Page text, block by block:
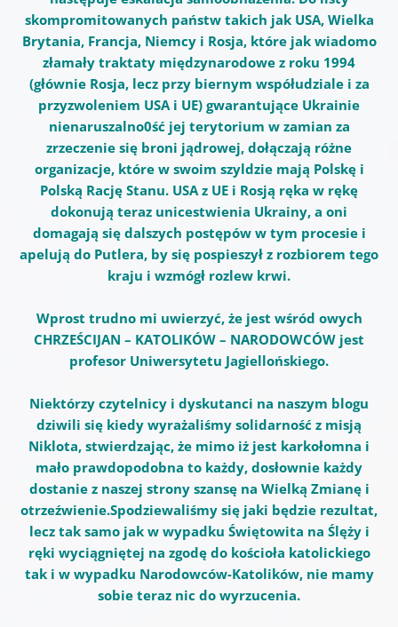
skompromitowanych państw takich jak USA, Wielka
Brytania, Francja, Niemcy i Rosja, które jak wiadomo
złamały traktaty międzynarodowe z roku 1994
(głównie Rosja, lecz przy biernym współudziale i za
przyzwoleniem USA i UE) gwarantujące Ukrainie
nienaruszalno0ść jej terytorium w zamian za
zrzeczenie się broni jądrowej, dołączają różne
organizacje, które w swoim szyldzie mają Polskę i
Polską Rację Stanu. USA z UE i Rosją ręka w rękę
dokonują teraz unicestwienia Ukrainy, a oni
domagają się dalszych postępów w tym procesie i
apelują do Putlera, by się pospieszył z rozbiorem tego
kraju i wzmógł rozlew krwi.
Wprost trudno mi uwierzyć, że jest wśród owych
CHRZEŚCIJAN – KATOLIKÓW – NARODOWCÓW jest
profesor Uniwersytetu Jagiellońskiego.
Niektórzy czytelnicy i dyskutanci na naszym blogu
dziwili się kiedy wyrażaliśmy solidarność z misją
Niklota, stwierdzając, że mimo iż jest karkołomna i
mało prawdopodobna to każdy, dosłownie każdy
dostanie z naszej strony szansę na Wielką Zmianę i
otrzeźwienie.Spodziewaliśmy się jaki będzie rezultat,
lecz tak samo jak w wypadku Świętowita na Ślęży i
ręki wyciągniętej na zgodę do kościoła katolickiego
tak i w wypadku Narodowców-Katolików, nie mamy
sobie teraz nic do wyrzucenia.